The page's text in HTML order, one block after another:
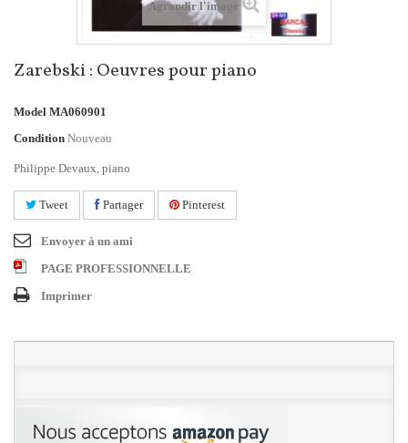
Agrandir l'image
Zarebski : Oeuvres pour piano
Model MA060901
Condition Nouveau
Philippe Devaux, piano
Tweet Partager Pinterest
Envoyer à un ami
PAGE PROFESSIONNELLE
Imprimer